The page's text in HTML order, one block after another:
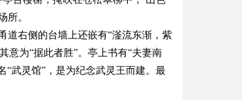
所。
右侧的台墙上还嵌有“滏流东渐，紫
意为“据此者胜”。亭上书有“夫妻南
“武灵馆”，是为纪念武灵王而建。最